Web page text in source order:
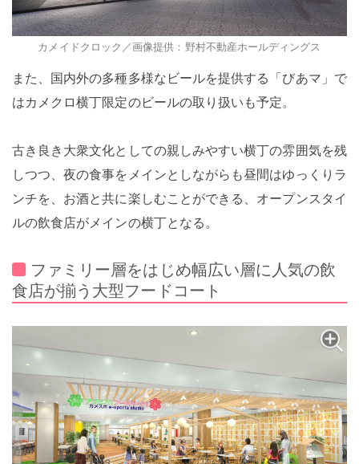
カメイドクロック／画像提供：野村不動産ホールディングス
また、国内外の多種多様なビールを提供する「びあマ」で
はカメクロ横丁限定のビールの取り扱いも予定。
古き良き大衆文化としての親しみやすい横丁の雰囲気を残
しつつ、夜の食事をメインとしながらも昼間はゆっくりラ
ンチを、お酒と共に楽しむことができる、オープンスタイ
ルの飲食店がメインの横丁となる。
ファミリー層をはじめ幅広い層に人気の飲
食店が揃う大型フードコート